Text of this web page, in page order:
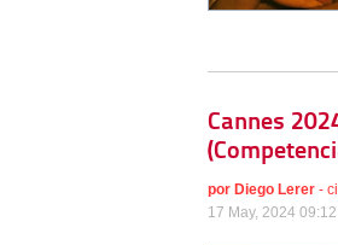
Cannes
por Diego Lerer -
17 May, 2024 09:12 |